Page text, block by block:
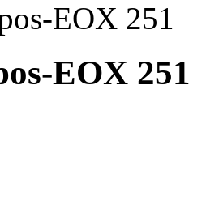
EOX 251
EOX 251